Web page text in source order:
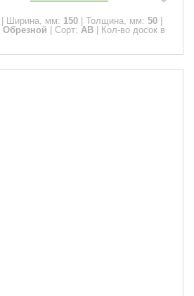
Ширина, мм: 150 Толщина, мм: 50
Обрезной Сорт: АВ
Кол-во досок в